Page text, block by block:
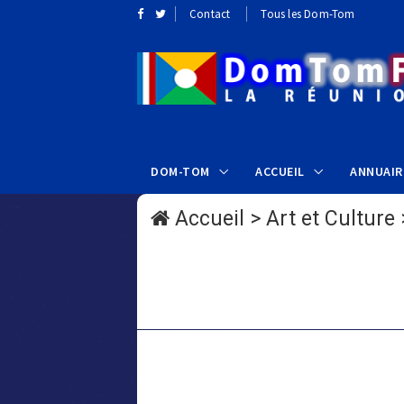
Contact Tous les Dom-Tom
DOM-TOM ACCUEIL
Accueil > Art et Culture